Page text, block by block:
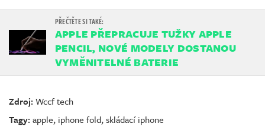
APPLE PŘEPRACUJE TUŽKY APPLE
PENCIL, NOVÉ MODELY DOSTANOU
VYMĚNITELNÉ BATERIE
Zdroj:Wccf tech
Tagy:apple, iphone fold,skládací iphone